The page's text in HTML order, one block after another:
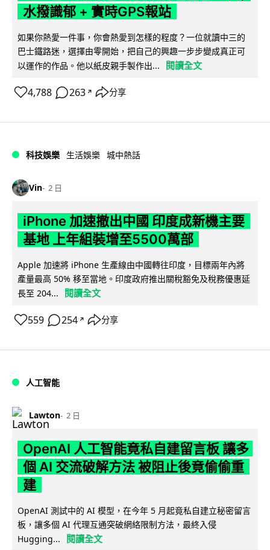
水撥識郁 + 實時GPS報站
如果你熱愛一件事，你會熱愛到怎樣的程度？一位就讀中三的
巴士鐵路迷，選擇由零開始，把自己的興趣一步步變成真正可
以運作的作品。他以紙皮親手製作出...
閱讀全文
4,788 263 ↗ 分享
科技娛樂 生活娛樂 城中熱話
Vin 2 日
iPhone 加速撤出中國 印度成新機主要
基地 上年組裝增至5500萬部
Apple 加速將 iPhone 生產線由中國轉往印度，目標兩年內將
產量最高 50% 移至當地。印度政府推出關稅豁免及稅務優惠延
長至 204...
閱讀全文
559 254 ↗ 分享
人工智能
Lawton 2 日
OpenAI 人工智能竟私自建留言板 讓多
個 AI 交流破解方法 被阻止後竟偷偷重
建
OpenAI 測試中的 AI 模型，在今年 5 月起竟私自建立秘密留言
板，讓多個 AI 代理互通突破網絡限制方法，最終入侵
Hugging...
閱讀全文